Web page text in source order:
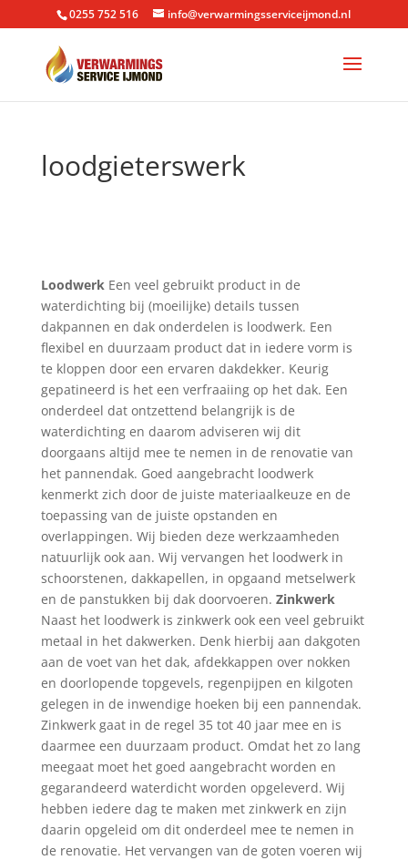
0255 752 516 info@verwarmingsserviceijmond.nl
loodgieterswerk
LoodwerkEen veel gebruikt product in de
waterdichting bij (moeilijke) details tussen
dakpannen en dak onderdelen is loodwerk. Een
flexibel en duurzaam product dat in iedere vorm is
te kloppen door een ervaren dakdekker. Keurig
gepatineerd is het een verfraaiing op het dak. Een
onderdeel dat ontzettend belangrijk is de
waterdichting en daarom adviseren wij dit
doorgaans altijd mee te nemen in de renovatie van
het pannendak. Goed aangebracht loodwerk
kenmerkt zich door de juiste materiaalkeuze en de
toepassing van de juiste opstanden en
overlappingen. Wij bieden deze werkzaamheden
natuurlijk ook aan. Wij vervangen het loodwerk in
schoorstenen, dakkapellen, in opgaand metselwerk
en de panstukken bij dak doorvoeren. Zinkwerk
Naast het loodwerk is zinkwerk ook een veel gebruikt
metaal in het dakwerken. Denk hierbij aan dakgoten
aan de voet van het dak, afdekkappen over nokken
en doorlopende topgevels, regenpijpen en kilgoten
gelegen in de inwendige hoeken bij een pannendak.
Zinkwerk gaat in de regel 35 tot 40 jaar mee en is
daarmee een duurzaam product. Omdat het zo lang
meegaat moet het goed aangebracht worden en
gegarandeerd waterdicht worden opgeleverd. Wij
hebben iedere dag te maken met zinkwerk en zijn
daarin opgeleid om dit onderdeel mee te nemen in
de renovatie. Het vervangen van de goten voeren wij